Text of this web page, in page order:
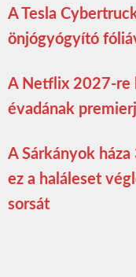
A Tesla
önjógyógyító
A Netflix 2027-re
évadának
A Sárkányok
ez a haláleset
sorsát